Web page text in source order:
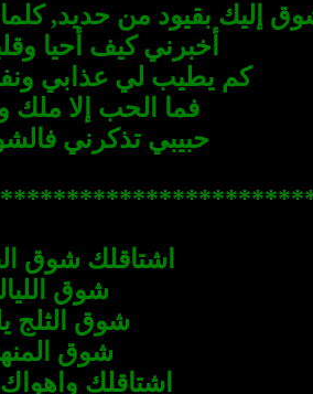
إليك بقيود من حديد,
أخبرني كيف أحيا
كم يطيب لي عذابي
فما الحب إلا ملك
حبيبي تذكرني
اشتاقلك شوق
شوق
شوق الثلج
شوق
اشتاقلك